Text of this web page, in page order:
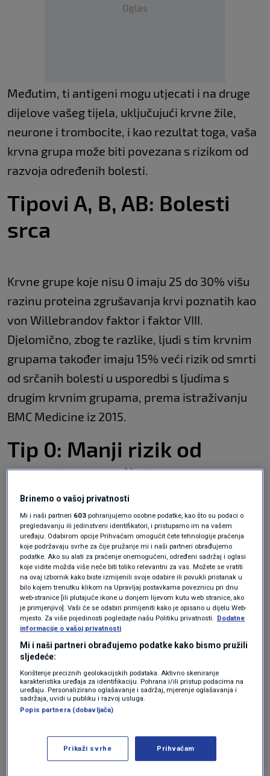
Oglas
Međutim, ti antigeni mogu utjecati i na druge
dijelove vašeg tijela, uključujući krvne žile,
neurone i trombocite, i kao rezultat toga, vaša
krvna grupa može biti povezana s rizikom od
razvoja određenih bolesti.
Tipovi A, B, AB: Bolesti
srca
Krvne grupe koje nisu 0 imaju 25 do 30% višu
razinu proteina zgrušavanja krvi poznatih kao
von Willebrandov faktor i faktor VIII.
Djelomično, zbog te razlike, ljudi s tim krvnim
grupama također imaju 15% veći rizik od smrti
od srčanih bolesti u usporedbi s ljudima s
drugim krvnim grupama, prema istraživanju
BMC Medicine iz 2015.
Tip 0: Manji rizik od
krvnih ugrušaka
Uzimajući u obzir da krvna grupa 0 ima niže
količine proteina koji pomažu zgrušavanju krvi,
manja je vjerojatnost da će pojedinci patiti od
krvnih ugrušaka. Loša strana je ta što
zgrušavanje krvi pomaže u sprječavanju
prekomjernog krvarenja. Međutim, postoji
mnogo stvari koje uzrokuju krvne ugruške. "Ne
treba pretpostaviti da to što se radi o krvnoj
grupi 0 znači da je pojedinac "zaštićen" ili da je
krvna grupa A izložena većem riziku", kaže
direktor UW medicinske transfuzijske službe u
Seattle Cancer Care Alliance u Washingtonu.
Brinemo o vašoj privatnosti
Mi i naši partneri 603 pohranjujemo osobne podatke, kao što su podaci o
pregledavanju ili jedinstveni identifikatori, i pristupamo im na vašem
uređaju. Odabirom opcije Prihvaćam omogućit ćete tehnologije praćenja
koje podržavaju svrhe za čije pružanje mi i naši partneri obrađujemo
podatke. Ako su alati za praćenje onemogućeni, određeni sadržaj i oglasi
koje vidite možda više neće biti toliko relevantni za vas. Možete se vratiti
na ovaj izbornik kako biste izmijenili svoje odabire ili povukli pristanak u
bilo kojem trenutku klikom na Upravljaj postavkama poveznicu pri dnu
web-stranice [ili plutajuće ikone u donjem lijevom kutu web stranice, ako
je primjenjivo]. Vaši će se odabiri primijeniti kako je opisano u dijelu Web-
mjesto. Za više pojedinosti pogledajte našu Politiku privatnosti. Dodatne
informacije o vašoj privatnosti
Mi i naši partneri obrađujemo podatke kako bismo pružili
sljedeće:
Korištenje preciznih geolokacijskih podataka. Aktivno skeniranje
karakteristika uređaja za identifikaciju. Pohrana i/ili pristup podacima na
uređaju. Personalizirano oglašavanje i sadržaj, mjerenje oglašavanja i
sadržaja, uvidi u publiku i razvoj usluga.
Popis partnera (dobavljača)
Prikaži svrhe Prihvaćam